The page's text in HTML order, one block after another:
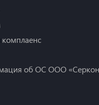
комплаенс
об ОС ООО